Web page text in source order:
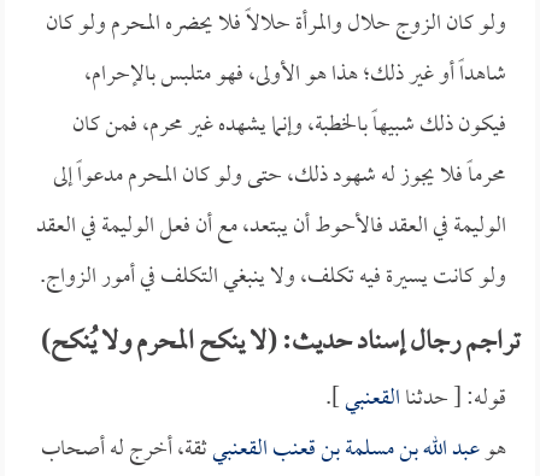
ولو كان الزوج حلال والمرأة حلالاً فلا يحضره المحرم ولو كان
شاهداً أو غير ذلك؛ هذا هو الأولى، فهو متلبس بالإحرام،
فيكون ذلك شبيهاً بالخطبة، وإنما يشهده غير محرم، فمن كان
محرماً فلا يجوز له شهود ذلك، حتى ولو كان المحرم مدعواً إلى
الوليمة في العقد فالأحوط أن يبتعد، مع أن فعل الوليمة في العقد
ولو كانت يسيرة فيه تكلف، ولا ينبغي التكلف في أمور الزواج.
تراجم رجال إسناد حديث: (لا ينكح المحرم ولا يُنكح)
قوله: [ حدثناالقعنبي].
هوعبد الله بن مسلمة بن قعنب القعنبيثقة، أخرج له أصحاب